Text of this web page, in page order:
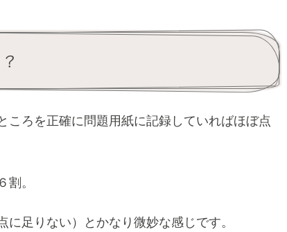
ろを正確に問題用紙に記録していればほぼ点
割。
足りない）とかなり微妙な感じです。